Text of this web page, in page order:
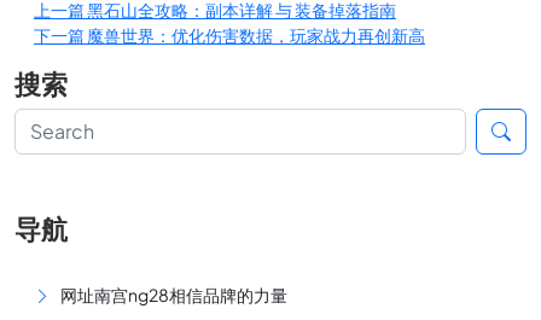
上一篇黑石山全攻略：副本详解 与 装备掉落指南
下一篇魔兽世界：优化伤害数据，玩家战力再创新高
搜索
导航
网址南宫ng28相信品牌的力量